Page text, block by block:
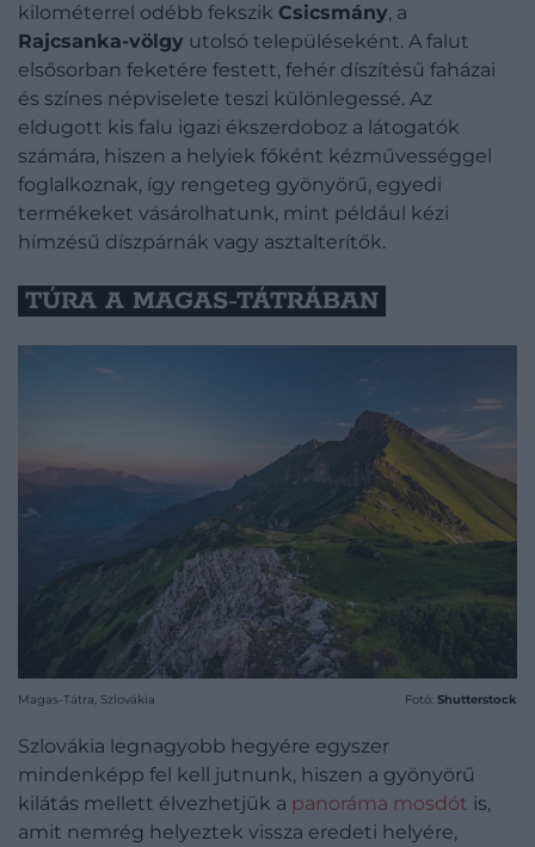
kilométerrel odébb fekszik Csicsmány, a
Rajcsanka-völgy utolsó településeként. A falut
elsősorban feketére festett, fehér díszítésű faházai
és színes népviselete teszi különlegessé. Az
eldugott kis falu igazi ékszerdoboz a látogatók
számára, hiszen a helyiek főként kézművességgel
foglalkoznak, így rengeteg gyönyörű, egyedi
termékeket vásárolhatunk, mint például kézi
hímzésű díszpárnák vagy asztalterítők.
TÚRA A MAGAS-TÁTRÁBAN
Magas-Tátra, Szlovákia Fotó: Shutterstock
Szlovákia legnagyobb hegyére egyszer
mindenképp fel kell jutnunk, hiszen a gyönyörű
kilátás mellett élvezhetjük a panoráma mosdót is,
amit nemrég helyeztek vissza eredeti helyére,